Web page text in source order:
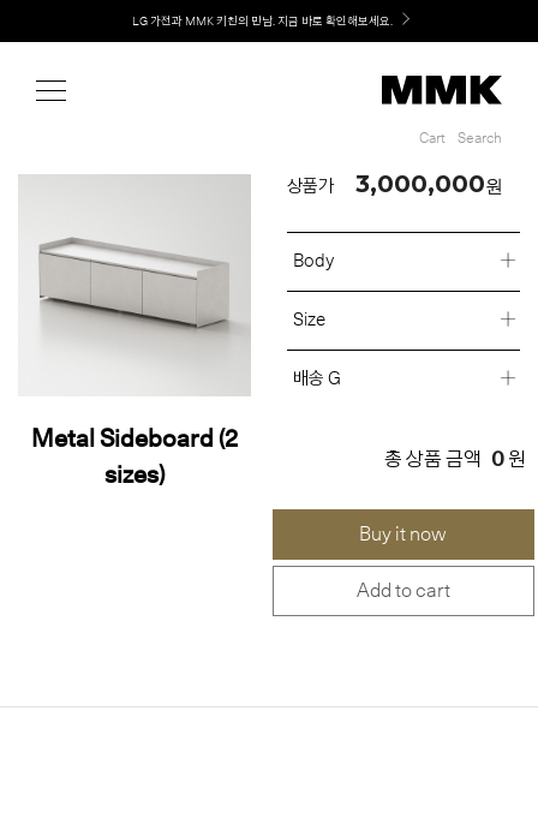
Welcome! 신규 회원가입 시 MMK Shop Coupon (총 60만원) 지급
Cart Search
Metal Sideboard (2
sizes)
상품가 3,000,000원
Body
Size
배송 G
총 상품 금액 0 원
Buy it now
Add to cart